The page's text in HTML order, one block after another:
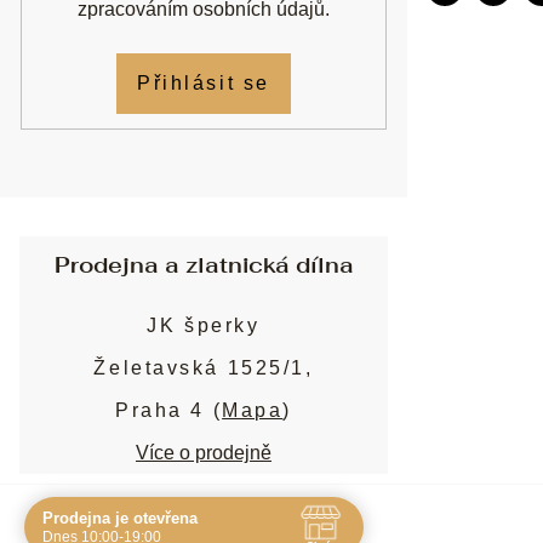
zpracováním osobních údajů.
Přihlásit se
Prodejna a zlatnická dílna
JK šperky
Želetavská 1525/1,
Praha 4 ( Mapa)
Více o prodejně
Prodejna je otevřena
Dnes 10:00-19:00
Navštivte nás osobně